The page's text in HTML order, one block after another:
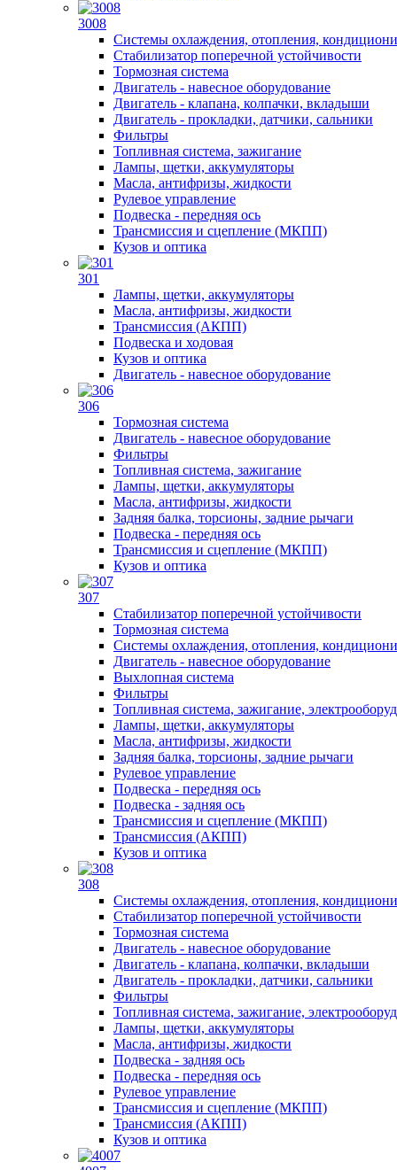
3008
Системы охлаждения, отопления,
Стабилизатор поперечной устойчивости
Тормозная система
Двигатель - навесное оборудование
Двигатель - клапана, колпачки, вкладыши
Двигатель - прокладки, датчики, сальники
Фильтры
Топливная система, зажигание
Лампы, щетки, аккумуляторы
Масла, антифризы, жидкости
Рулевое управление
Подвеска - передняя ось
Трансмиссия и сцепление (МКПП)
Кузов и оптика
301
Лампы, щетки, аккумуляторы
Масла, антифризы, жидкости
Трансмиссия (АКПП)
Подвеска и ходовая
Кузов и оптика
Двигатель - навесное оборудование
306
Тормозная система
Двигатель - навесное оборудование
Фильтры
Топливная система, зажигание
Лампы, щетки, аккумуляторы
Масла, антифризы, жидкости
Задняя балка, торсионы, задние рычаги
Подвеска - передняя ось
Трансмиссия и сцепление (МКПП)
Кузов и оптика
307
Стабилизатор поперечной устойчивости
Тормозная система
Системы охлаждения, отопления,
Двигатель - навесное оборудование
Выхлопная система
Фильтры
Топливная система, зажигание,
Лампы, щетки, аккумуляторы
Масла, антифризы, жидкости
Задняя балка, торсионы, задние рычаги
Рулевое управление
Подвеска - передняя ось
Подвеска - задняя ось
Трансмиссия и сцепление (МКПП)
Трансмиссия (АКПП)
Кузов и оптика
308
Системы охлаждения, отопления,
Стабилизатор поперечной устойчивости
Тормозная система
Двигатель - навесное оборудование
Двигатель - клапана, колпачки, вкладыши
Двигатель - прокладки, датчики, сальники
Фильтры
Топливная система, зажигание,
Лампы, щетки, аккумуляторы
Масла, антифризы, жидкости
Подвеска - задняя ось
Подвеска - передняя ось
Рулевое управление
Трансмиссия и сцепление (МКПП)
Трансмиссия (АКПП)
Кузов и оптика